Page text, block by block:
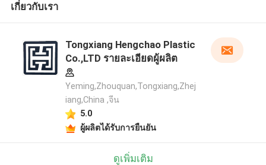
เกี่ยวกับเรา
Tongxiang Hengchao Plastic
Co.,LTD รายละเอียดผู้ผลิต
Yeming,Zhouquan,Tongxiang,Zhej
iang,China ,จีน
5.0
ผู้ผลิตได้รับการยืนยัน
ดูเพิ่มเติม